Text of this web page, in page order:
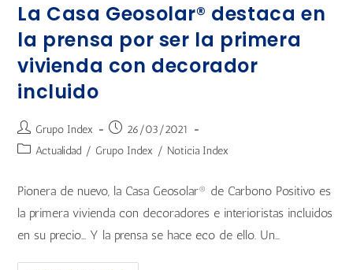
La Casa Geosolar® destaca en
la prensa por ser la primera
vivienda con decorador
incluido
Grupo Index
26/03/2021
Actualidad / Grupo Index / Noticia Index
Pionera de nuevo, la Casa Geosolar® de Carbono Positivo es
la primera vivienda con decoradores e interioristas incluidos
en su precio... Y la prensa se hace eco de ello. Un…